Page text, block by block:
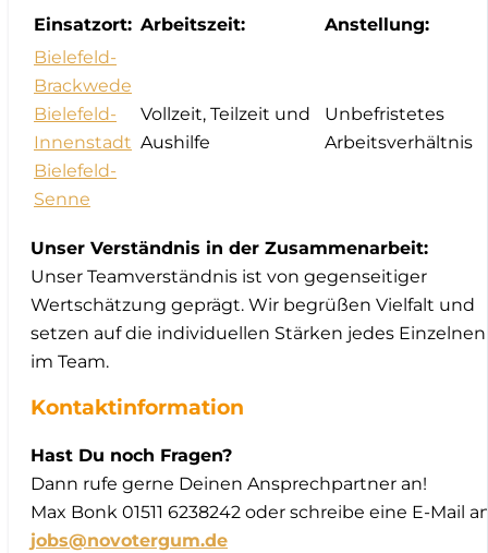
Einsatzort: Arbeitszeit:
Anstellung:
Bielefeld-
Brackwede
Bielefeld-
Innenstadt
Bielefeld-
Senne
Vollzeit, Teilzeit und
Aushilfe
Unbefristetes
Arbeitsverhältnis
Unser Verständnis in der Zusammenarbeit:
Unser Teamverständnis ist von gegenseitiger
Wertschätzung geprägt. Wir begrüßen Vielfalt und
setzen auf die individuellen Stärken jedes Einzelnen
im Team.
Kontaktinformation
Hast Du noch Fragen?
Dann rufe gerne Deinen Ansprechpartner an!
Max Bonk 01511 6238242 oder schreibe eine E-Mail
jobs@novotergum.de